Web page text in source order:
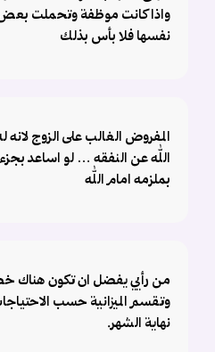
واذا كانت موظفة وتحملت بعض
نفسها فلا بأس بذلك
المفروض الغالب على الزوج
الله عن النفقه … لو اساعد
بملزمه امام الله
من رأيي يفضل ان تكون هناك
وتقسم الميزانية حسب
نهاية الشهر.